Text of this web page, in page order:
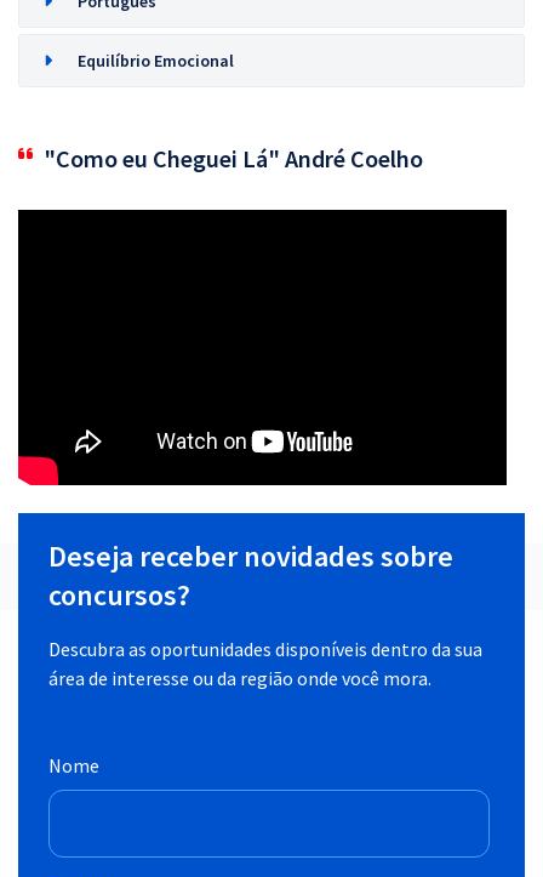
Equilíbrio Emocional
"Como eu Cheguei Lá" André Coelho
Deseja receber novidades sobre
concursos?
Descubra as oportunidades disponíveis dentro da sua
área de interesse ou da região onde você mora.
Nome